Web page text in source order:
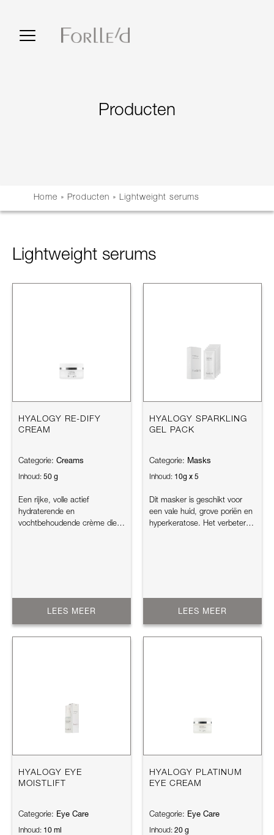
Producten
Home » Producten » Lightweight serums
Lightweight serums
HYALOGY RE-DIFY
CREAM
Categorie: Creams
Inhoud: 50 g
Een rijke, volle actief
hydraterende en
vochtbehoudende crème die
LEES MEER
HYALOGY SPARKLING
GEL PACK
Categorie: Masks
Inhoud: 10g x 5
Dit masker is geschikt voor
een vale huid, grove poriën en
hyperkeratose. Het verbetert
LEES MEER
HYALOGY EYE
MOISTLIFT
Categorie: Eye Care
Inhoud: 10 ml
HYALOGY PLATINUM
EYE CREAM
Categorie: Eye Care
Inhoud: 20 g